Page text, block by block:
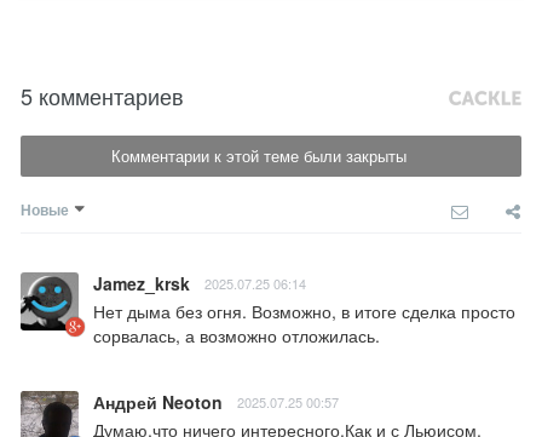
5 комментариев
Комментарии к этой теме были закрыты
Новые
Jamez_krsk 2025.07.25 06:14
Нет дыма без огня. Возможно, в итоге сделка просто
сорвалась, а возможно отложилась.
Андрей Neoton 2025.07.25 00:57
Думаю,что ничего интересного.Как и с Льюисом.